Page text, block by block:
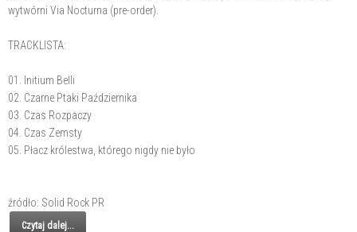
wytwórni Via Nocturna (pre-order).
TRACKLISTA:
01. Initium Belli
02. Czarne Ptaki Października
03. Czas Rozpaczy
04. Czas Zemsty
05. Płacz królestwa, którego nigdy nie było
źródło: Solid Rock PR
Czytaj dalej...